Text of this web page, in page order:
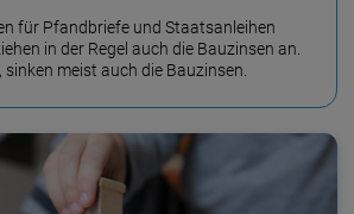
für Pfandbriefe und Staatsanleihen
in der Regel auch die Bauzinsen an.
sinken meist auch die Bauzinsen.